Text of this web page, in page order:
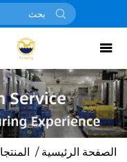
الصفحة الرئيسية/ المنتجات